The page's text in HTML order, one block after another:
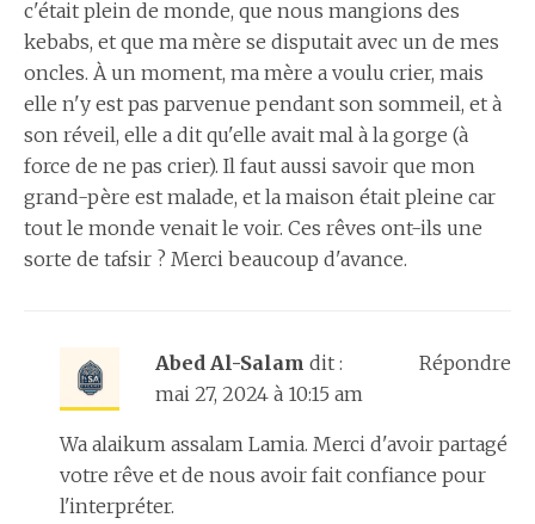
c'était plein de monde, que nous mangions des
kebabs, et que ma mère se disputait avec un de mes
oncles. À un moment, ma mère a voulu crier, mais
elle n'y est pas parvenue pendant son sommeil, et à
son réveil, elle a dit qu'elle avait mal à la gorge (à
force de ne pas crier). Il faut aussi savoir que mon
grand-père est malade, et la maison était pleine car
tout le monde venait le voir. Ces rêves ont-ils une
sorte de tafsir ? Merci beaucoup d'avance.
Abed Al-Salam dit :
mai 27, 2024 à 10:15 am
Wa alaikum assalam Lamia. Merci d'avoir partagé
votre rêve et de nous avoir fait confiance pour
l'interpréter.
Répondre